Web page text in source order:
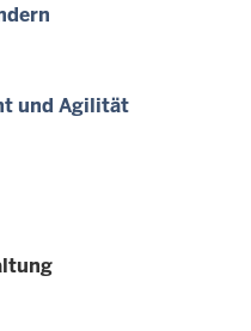
und Agilität